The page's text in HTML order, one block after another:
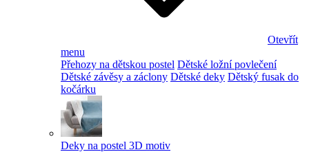
Otevřít
menu
Přehozy na dětskou postel Dětské ložní povlečení
Dětské závěsy a záclony Dětské deky Dětský fusak do
kočárku
Deky na postel 3D motiv